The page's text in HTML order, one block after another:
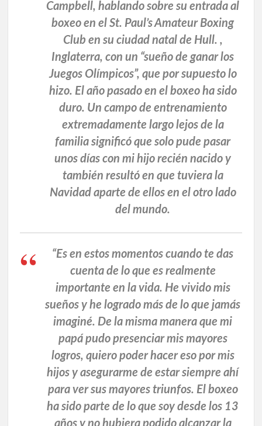
Campbell, hablando sobre su entrada al
boxeo en el St. Paul’s Amateur Boxing
Club en su ciudad natal de Hull. ,
Inglaterra, con un “sueño de ganar los
Juegos Olímpicos”, que por supuesto lo
hizo. El año pasado en el boxeo ha sido
duro. Un campo de entrenamiento
extremadamente largo lejos de la
familia significó que solo pude pasar
unos días con mi hijo recién nacido y
también resultó en que tuviera la
Navidad aparte de ellos en el otro lado
del mundo.
“Es en estos momentos cuando te das
cuenta de lo que es realmente
importante en la vida. He vivido mis
sueños y he logrado más de lo que jamás
imaginé. De la misma manera que mi
papá pudo presenciar mis mayores
logros, quiero poder hacer eso por mis
hijos y asegurarme de estar siempre ahí
para ver sus mayores triunfos. El boxeo
ha sido parte de lo que soy desde los 13